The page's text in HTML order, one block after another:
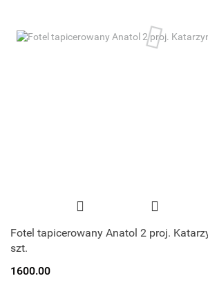
Fotel tapicerowany Anatol 2 proj.
szt.
1600.00